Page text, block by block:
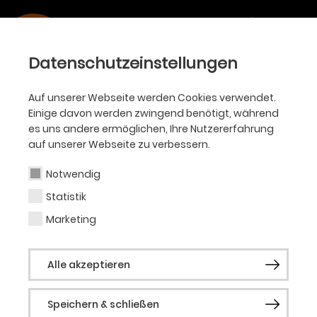
Datenschutzeinstellungen
Auf unserer Webseite werden Cookies verwendet.
Einige davon werden zwingend benötigt, während
es uns andere ermöglichen, Ihre Nutzererfahrung
auf unserer Webseite zu verbessern.
Notwendig
Statistik
Marketing
Alle akzeptieren
Speichern & schließen